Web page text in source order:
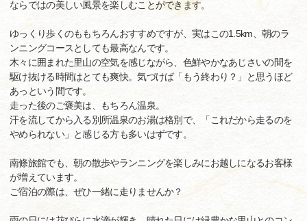
ならではの美しい風景を楽しむことができます。
ゆっくり歩くのももちろんおすすめですが、実はこの1.5km、朝のラ
ンニングコースとしても最高なんです。
木々に囲まれた里山の空気を感じながら、色鮮やかなあじさいの間を
駆け抜ける時間はとても爽快。気づけば「もう終わり？」と思うほど
あっという間です。
走った後のご褒美は、もちろん温泉。
汗を流してから入る別所温泉のお湯は格別で、「これだから走るのを
やめられない」と感じる方も多いはずです。
南條旅館でも、朝の散歩やランニングを楽しみにお越しになるお客様
が増えています。
ご宿泊の際は、ぜひ一緒に走りませんか？